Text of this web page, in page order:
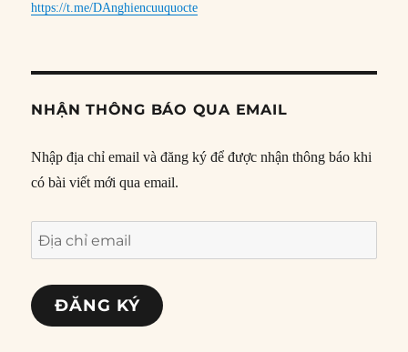
https://t.me/DAnghiencuuquocte
NHẬN THÔNG BÁO QUA EMAIL
Nhập địa chỉ email và đăng ký để được nhận thông báo khi
có bài viết mới qua email.
Địa
chỉ
email
ĐĂNG KÝ